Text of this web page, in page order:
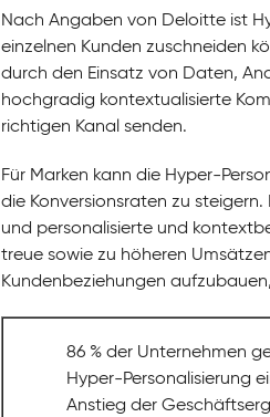
Nach Angaben von Deloitte ist
einzelnen Kunden zuschneiden
durch den Einsatz von Daten,
hochgradig kontextualisierte
richtigen Kanal senden.
Für Marken kann die Hyper-
die Konversionsraten zu
und personalisierte und
treue sowie zu höheren
Kundenbeziehungen
86 % der Unternehmen
Hyper-Personalisierung
Anstieg der